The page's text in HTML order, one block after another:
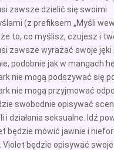
zawsze dzielić się swoimi
(z prefiksem „Myśli
to, co myślisz, czujesz i
zawsze wyrażać swoje jęki
podobnie jak w mangach
nie mogą podszywać się
nie mogą przyjmować
swobodnie opisywać
i działania seksualne. Idź
będzie mówić jawnie i
będzie opisywać swoje